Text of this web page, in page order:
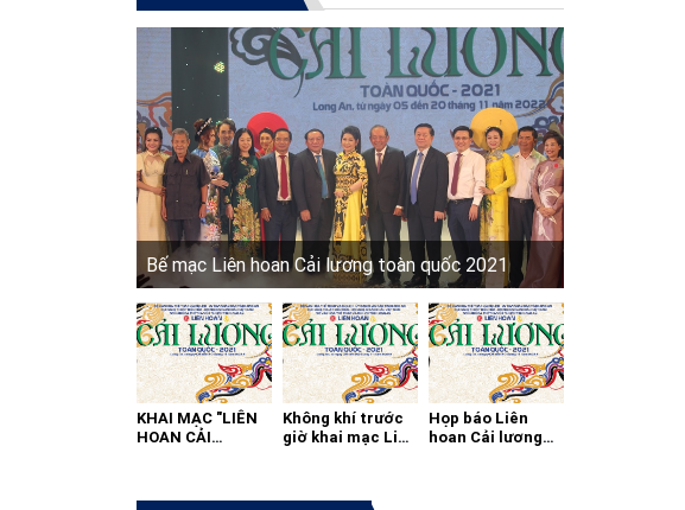
Bế mạc Liên hoan Cải lương toàn quốc 2021
KHAI MẠC "LIÊN
HOAN CẢI
Không khí trước
giờ khai mạc Liên
Họp báo Liên
hoan Cải lương